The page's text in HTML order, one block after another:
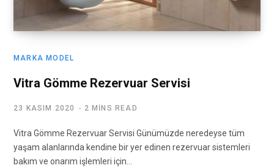
MARKA MODEL
Vitra Gömme Rezervuar Servisi
23 KASIM 2020 2 MINS READ
Vitra Gömme Rezervuar Servisi Günümüzde neredeyse tüm
yaşam alanlarında kendine bir yer edinen rezervuar sistemleri
bakım ve onarım işlemleri için…